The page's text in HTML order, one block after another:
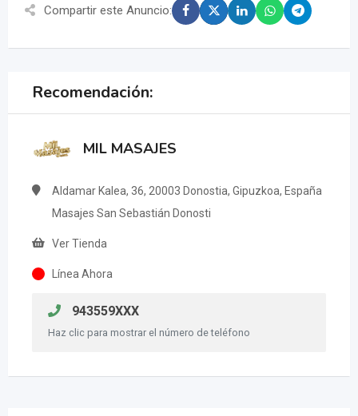
Compartir este Anuncio:
Recomendación:
MIL MASAJES
Aldamar Kalea, 36, 20003 Donostia, Gipuzkoa, España
Masajes San Sebastián Donosti
Ver Tienda
Línea Ahora
943559XXX
Haz clic para mostrar el número de teléfono